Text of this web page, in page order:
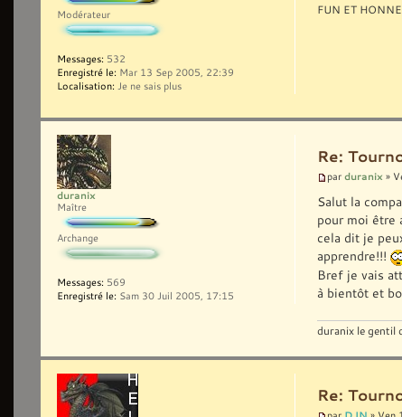
FUN ET
Modérateur
Messages: 532
Enregistré le: Mar 13 Sep 2005, 22:39
Localisation: Je ne sais plus
Re:
parduranix »
Salut la
pour moi être
cela dit je
apprendre!!!
Bref je vais
à bientôt et
duranix le gentil
duranix
Maître
Archange
Messages: 569
Enregistré le: Sam 30 Juil 2005, 17:15
Re: